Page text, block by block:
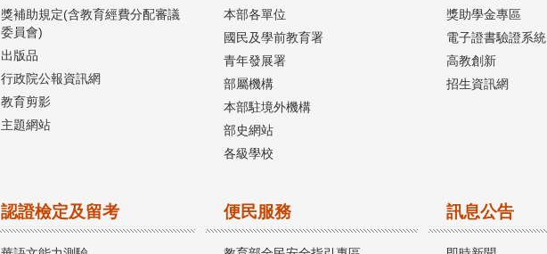
獎補助規定(含教育經費分配審議
委員會)
出版品
行政院公報資訊網
教育剪影
主題網站
本部各單位
國民及學前教育署
青年發展署
部屬機構
本部駐境外機構
部史網站
各級學校
獎助學金專區
電子證書驗證系統
高教創新
招生資訊網
認證檢定及留考 便民服務 訊息公告